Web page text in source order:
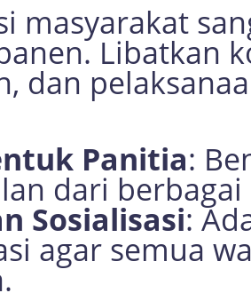
masyarakat
Libatkan
dan
Panitia:
dari
Sosialisasi:
agar semua